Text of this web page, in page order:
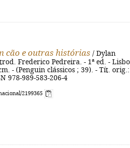
cão e outras histórias / Dylan
Frederico Pedreira. - 1ª ed. -
- (Penguin clássicos ; 39). - Tít. orig.:
978-989-583-206-4
2199365